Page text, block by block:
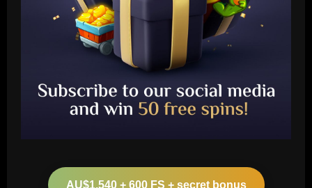
AU$1,540 + 600 FS + secret bonus
as £13m Werner alternative emerges